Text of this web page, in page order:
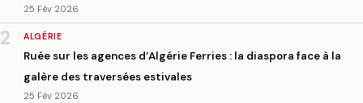
25 Fév 2026
2 ALGÉRIE
Ruée sur les agences d’Algérie Ferries : la diaspora face à la
galère des traversées estivales
25 Fév 2026